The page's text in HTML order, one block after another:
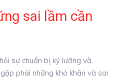
sai lầm cần
sự chuẩn bị kỹ lưỡng và
phải những khó khăn và sai